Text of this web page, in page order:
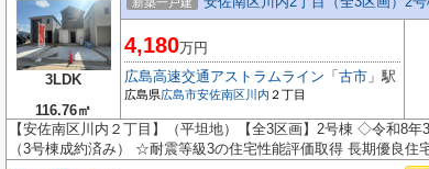
3LDK
116.76㎡
4,180万円
広島高速交通アストラムライン 「 古市 」駅
広島県広島市安佐南区川内 ２丁目
【安佐南区川内２丁目】（平坦地）【全3区画】2号棟 ◇令和8
（3号棟成約済み） ☆耐震等級3の住宅性能評価取得 長期優良住